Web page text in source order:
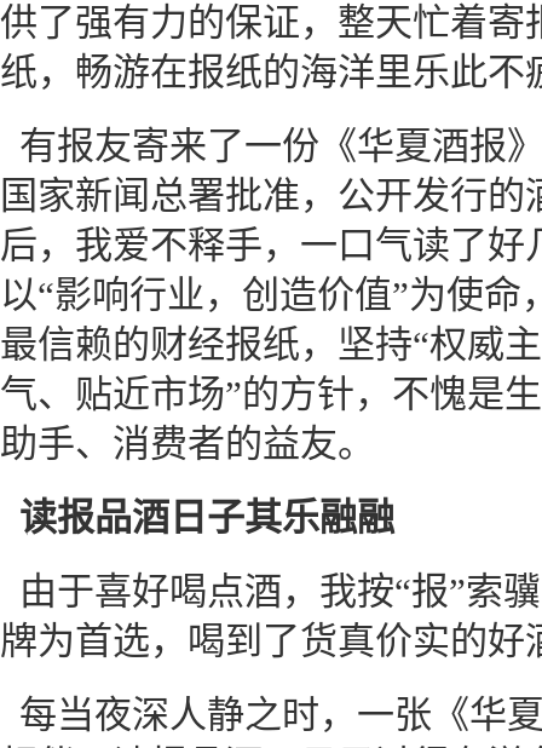
供了强有力的保证，整天忙着
纸，畅游在报纸的海洋里乐此不
有报友寄来了一份《华夏酒报
国家新闻总署批准，公开发行
后，我爱不释手，一口气读了
以“影响行业，创造价值”为使
最信赖的财经报纸，坚持“权威
气、贴近市场”的方针，不愧是
助手、消费者的益友。
读报品酒日子其乐融融
由于喜好喝点酒，我按“报”索
牌为首选，喝到了货真价实的好
每当夜深人静之时，一张《华